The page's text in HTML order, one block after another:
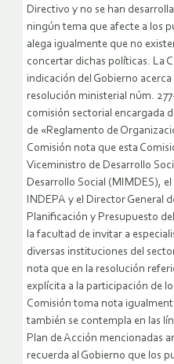
Directivo y no se han
ningún tema que afecte a los
alega igualmente que no
concertar dichas políticas. La
indicación del Gobierno
resolución ministerial núm.
comisión sectorial encargada
de «Reglamento de
Comisión nota que esta
Viceministro de Desarrollo
Desarrollo Social (MIMDES),
INDEPA y el Director General
Planificación y Presupuesto
la facultad de invitar a
diversas instituciones del
nota que en la resolución
explícita a la participación de
Comisión toma nota
también se contempla en las
Plan de Acción mencionadas
recuerda al Gobierno que los